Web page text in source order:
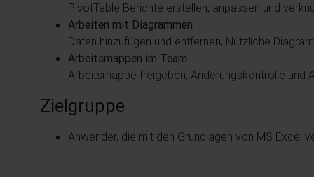
PivotTable Berichte erstellen, anpassen und
Arbeiten mit Diagrammen
Daten hinzufügen und entfernen, Nützliche
Arbeitsmappen im Team
Arbeitsmappe freigeben, Änderungskontrolle und
Zielgruppe
Anwender, die mit den Grundlagen von MS Excel